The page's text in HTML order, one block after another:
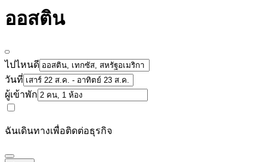
ออสติน
ไปไหนดี
วันที่
ผู้เข้าพัก
ฉันเดินทางเพื่อติดต่อธุรกิจ